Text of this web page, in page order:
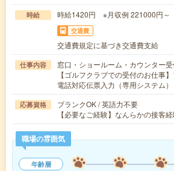
時給 時給1420円 ※月収例 221000円～
交通費
交通費規定に基づき交通費支給
仕事内容
窓口・ショールーム・カウンター
【ゴルフクラブでの受付のお仕事
電話対応伝票入力（専用システム
応募資格
ブランクOK / 英語力不要
【必要なご経験】なんらかの接客
職場の雰囲気
年齢層